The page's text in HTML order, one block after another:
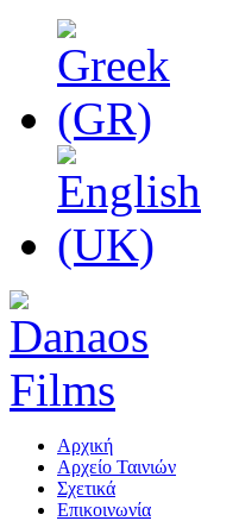
Αρχική
Αρχείο Ταινιών
Σχετικά
Επικοινωνία